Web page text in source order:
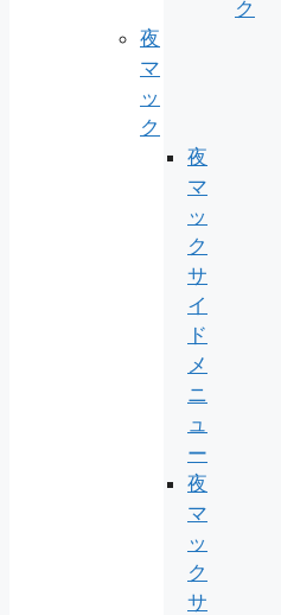
ク
夜
マ
ッ
ク
夜
マ
ッ
ク
サ
イ
ド
メ
ニ
ュ
ー
夜
マ
ッ
ク
サ